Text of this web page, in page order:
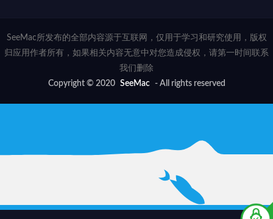
SeeMac所发布的全部内容源于互联网，仅用于学习和研究使用，版权
归应用作者所有，如果相关内容无意中对您造成侵权，请第一时间联系
我们删除
Copyright © 2020 SeeMac - All rights reserved